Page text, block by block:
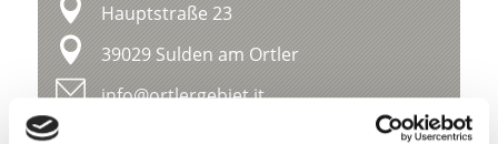
Hauptstraße 23
39029 Sulden am Ortler
info@ortlergebiet.it